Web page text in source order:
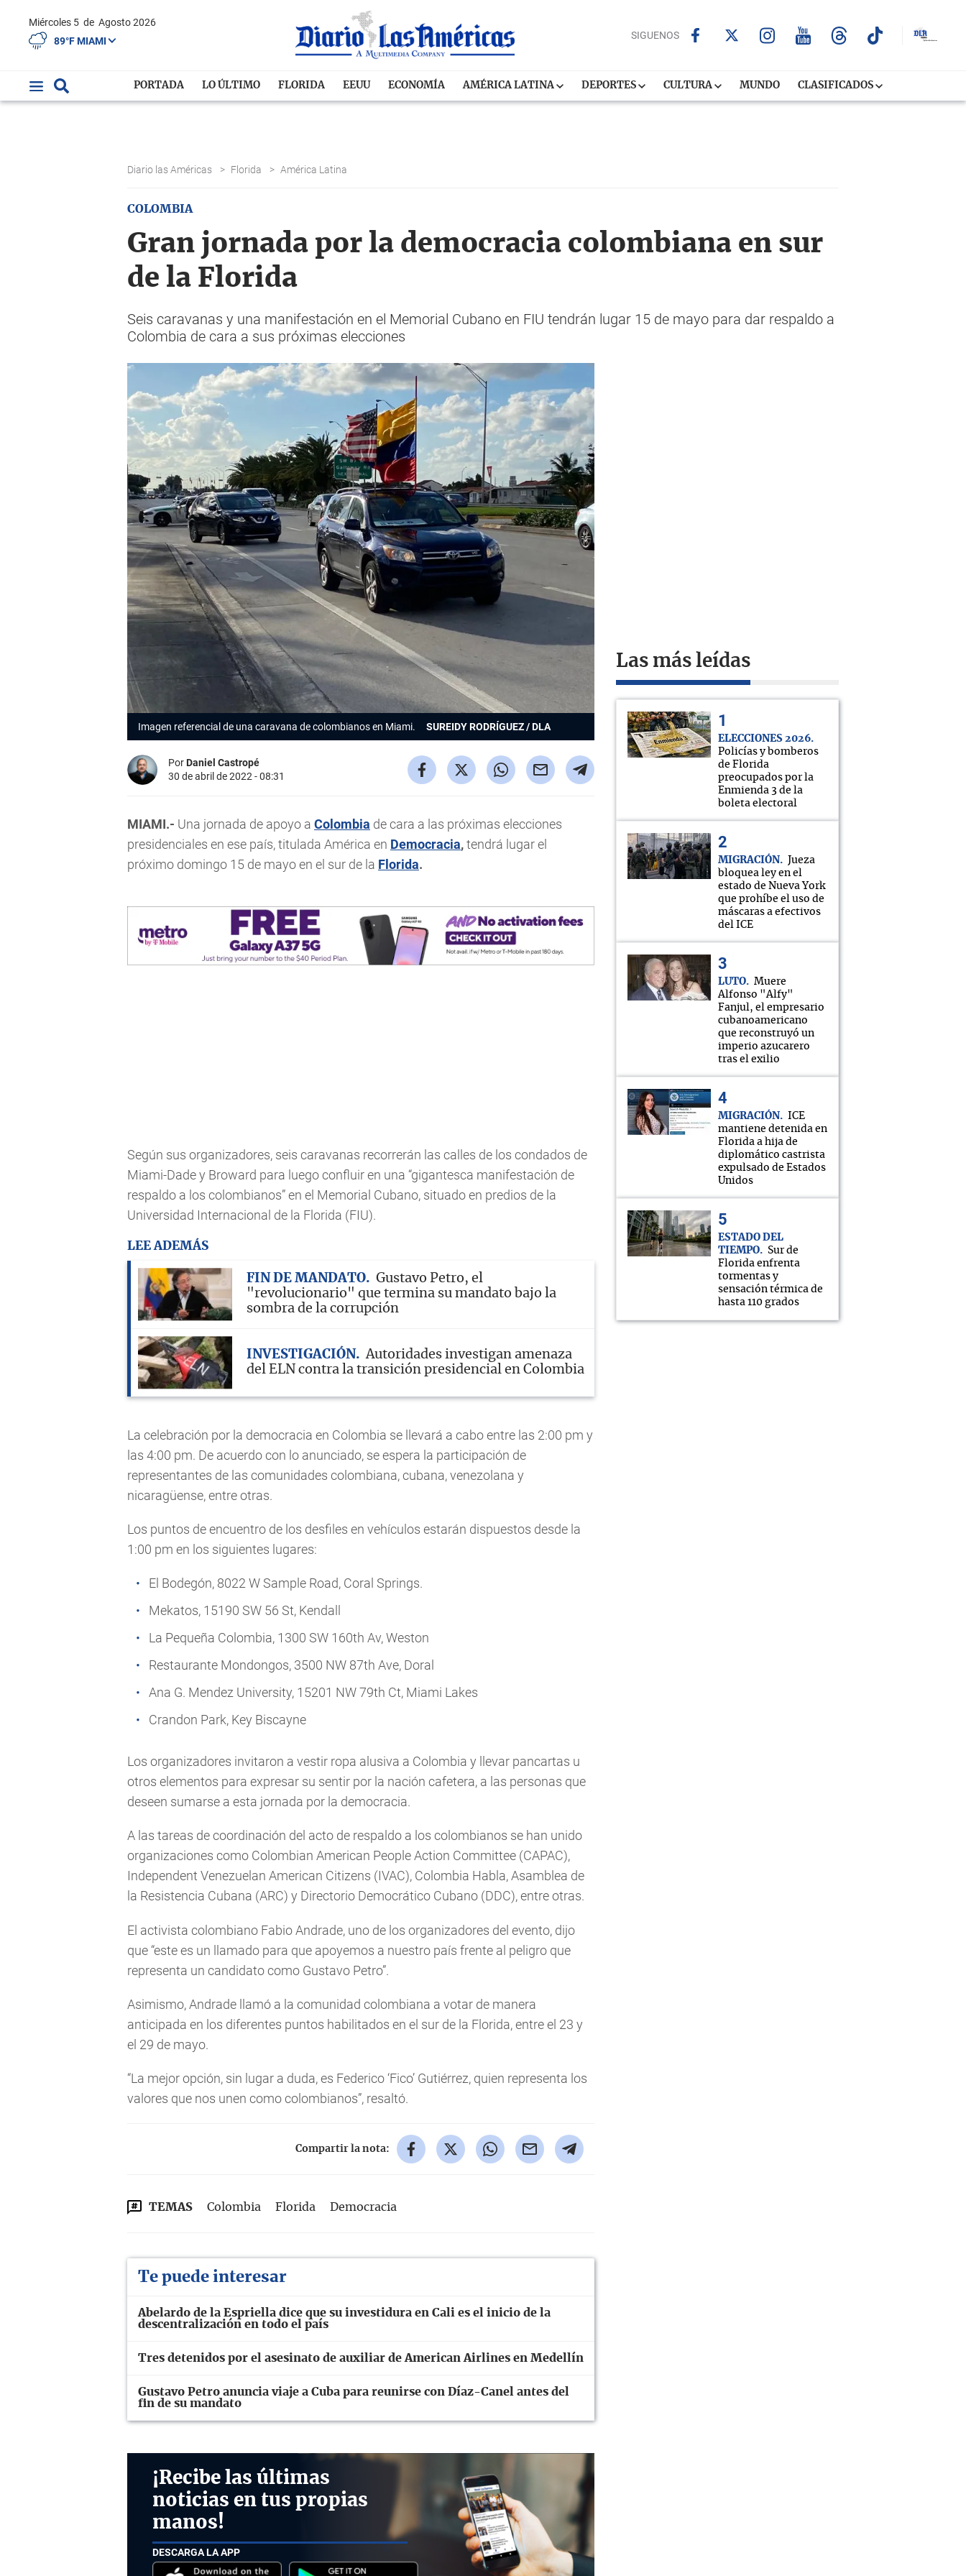
Miércoles 5 de Agosto 2026
89°F MIAMI
SIGUENOS
PORTADA LO ÚLTIMO FLORIDA EEUU ECONOMÍA AMÉRICA LATINA DEPORTES CULTURA MUNDO CLASIFICADOS
Diario las Américas > Florida > América Latina
COLOMBIA
Gran jornada por la democracia colombiana en sur
de la Florida
Seis caravanas y una manifestación en el Memorial Cubano en FIU tendrán lugar 15 de mayo para dar respaldo a
Colombia de cara a sus próximas elecciones
Imagen referencial de una caravana de colombianos en Miami. SUREIDY RODRÍGUEZ / DLA
PorDaniel Castropé
30 de abril de 2022 - 08:31
MIAMI.- Una jornada de apoyo a Colombia de cara a las próximas elecciones
presidenciales en ese país, titulada América en Democracia,tendrá lugar el
próximo domingo 15 de mayo en el sur de la Florida.
Según sus organizadores, seis caravanas recorrerán las calles de los condados de
Miami-Dade y Broward para luego confluir en una “gigantesca manifestación de
respaldo a los colombianos” en el Memorial Cubano, situado en predios de la
Universidad Internacional de la Florida (FIU).
LEE ADEMÁS
FIN DE MANDATO
Gustavo Petro, el
"revolucionario" que termina su mandato bajo la
sombra de la corrupción
INVESTIGACIÓN
Autoridades investigan amenaza
del ELN contra la transición presidencial en Colombia
La celebración por la democracia en Colombia se llevará a cabo entre las 2:00 pm y
las 4:00 pm. De acuerdo con lo anunciado, se espera la participación de
representantes de las comunidades colombiana, cubana, venezolana y
nicaragüense, entre otras.
Los puntos de encuentro de los desfiles en vehículos estarán dispuestos desde la
1:00 pm en los siguientes lugares:
El Bodegón, 8022 W Sample Road, Coral Springs.
Mekatos, 15190 SW 56 St, Kendall
La Pequeña Colombia, 1300 SW 160th Av, Weston
Restaurante Mondongos, 3500 NW 87th Ave, Doral
Ana G. Mendez University, 15201 NW 79th Ct, Miami Lakes
Crandon Park, Key Biscayne
Los organizadores invitaron a vestir ropa alusiva a Colombia y llevar pancartas u
otros elementos para expresar su sentir por la nación cafetera, a las personas que
deseen sumarse a esta jornada por la democracia.
A las tareas de coordinación del acto de respaldo a los colombianos se han unido
organizaciones como Colombian American People Action Committee (CAPAC),
Independent Venezuelan American Citizens (IVAC), Colombia Habla, Asamblea de
la Resistencia Cubana (ARC) y Directorio Democrático Cubano (DDC), entre otras.
El activista colombiano Fabio Andrade, uno de los organizadores del evento, dijo
que “este es un llamado para que apoyemos a nuestro país frente al peligro que
representa un candidato como Gustavo Petro”.
Asimismo, Andrade llamó a la comunidad colombiana a votar de manera
anticipada en los diferentes puntos habilitados en el sur de la Florida, entre el 23 y
el 29 de mayo.
“La mejor opción, sin lugar a duda, es Federico ‘Fico’ Gutiérrez, quien representa los
valores que nos unen como colombianos”, resaltó.
Compartir la nota:
TEMAS Colombia Florida Democracia
Te puede interesar
Abelardo de la Espriella dice que su investidura en Cali es el inicio de la
descentralización en todo el país
Tres detenidos por el asesinato de auxiliar de American Airlines en Medellín
Gustavo Petro anuncia viaje a Cuba para reunirse con Díaz-Canel antes del
fin de su mandato
¡Recibe las últimas
noticias en tus propias
manos!
DESCARGA LA APP
Las más leídas
ELECCIONES 2026
Policías y bomberos
de Florida
preocupados por la
Enmienda 3 de la
boleta electoral
MIGRACIÓN
Jueza
bloquea ley en el
estado de Nueva York
que prohíbe el uso de
máscaras a efectivos
del ICE
LUTO
Muere
Alfonso "Alfy"
Fanjul, el empresario
cubanoamericano
que reconstruyó un
imperio azucarero
tras el exilio
MIGRACIÓN
ICE
mantiene detenida en
Florida a hija de
diplomático castrista
expulsado de Estados
Unidos
ESTADO DEL
TIEMPO
Sur de
Florida enfrenta
tormentas y
sensación térmica de
hasta 110 grados